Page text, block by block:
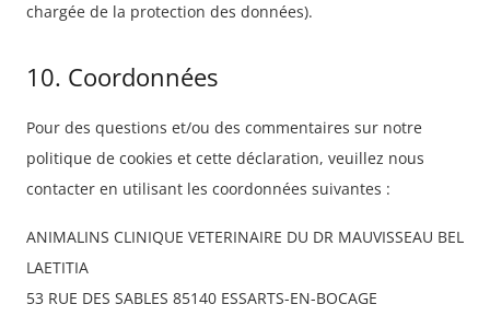
chargée de la protection des données).
10. Coordonnées
Pour des questions et/ou des commentaires sur notre
politique de cookies et cette déclaration, veuillez nous
contacter en utilisant les coordonnées suivantes :
ANIMALINS CLINIQUE VETERINAIRE DU DR MAUVISSEAU BEL
LAETITIA
53 RUE DES SABLES 85140 ESSARTS-EN-BOCAGE